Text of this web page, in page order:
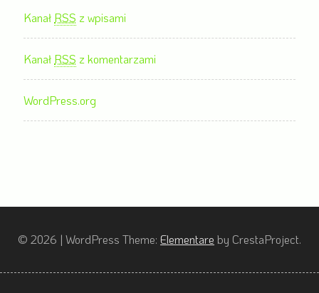
Kanał RSS z wpisami
Kanał RSS z komentarzami
WordPress.org
© 2026 | WordPress Theme: Elementare by CrestaProject.